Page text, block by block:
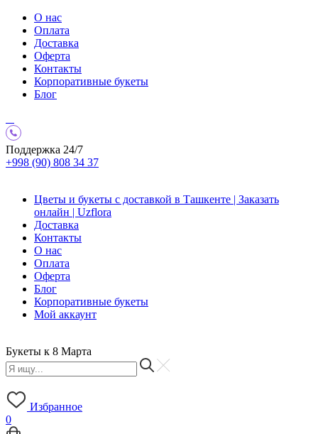
О нас
Оплата
Доставка
Оферта
Контакты
Корпоративные букеты
Блог
Поддержка 24/7
+998 (90) 808 34 37
Цветы и букеты с доставкой в Ташкенте | Заказать
онлайн | Uzflora
Доставка
Контакты
О нас
Оплата
Оферта
Блог
Корпоративные букеты
Мой аккаунт
Букеты к 8 Марта
Избранное
0